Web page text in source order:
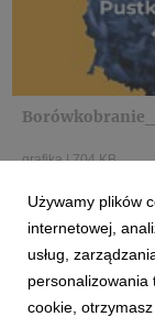
grafika|704 KB
Używamy plików
internetowej,
usług,
personalizowania
cookie,